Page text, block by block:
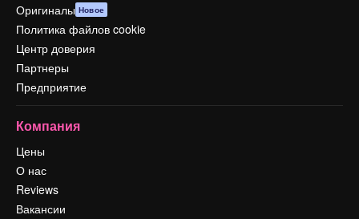
Оригиналы Новое
Политика файлов cookie
Центр доверия
Партнеры
Предприятие
Компания
Цены
О нас
Reviews
Вакансии